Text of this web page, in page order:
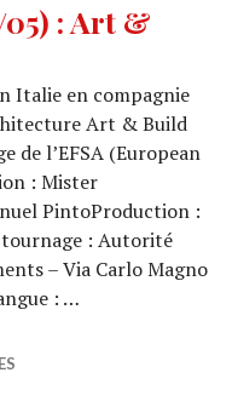
: Art &
Italie en compagnie
Art & Build
de l’EFSA (European
: Mister
PintoProduction :
tournage : Autorité
– Via Carlo Magno
: …
(07/05) : Art & Build /